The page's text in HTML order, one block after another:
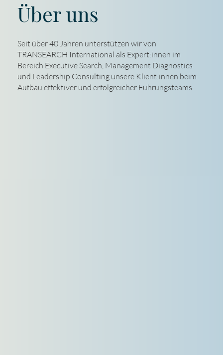
Über uns
Seit über 40 Jahren unterstützen wir von
TRANSEARCH International als Expert:innen im
Bereich Executive Search, Management Diagnostics
und Leadership Consulting unsere Klient:innen beim
Aufbau effektiver und erfolgreicher Führungsteams.